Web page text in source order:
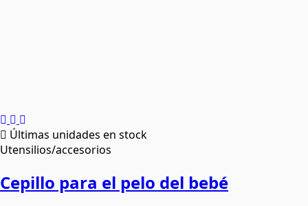
Últimas unidades en stock
Utensilios/accesorios
Cepillo para el pelo del bebé